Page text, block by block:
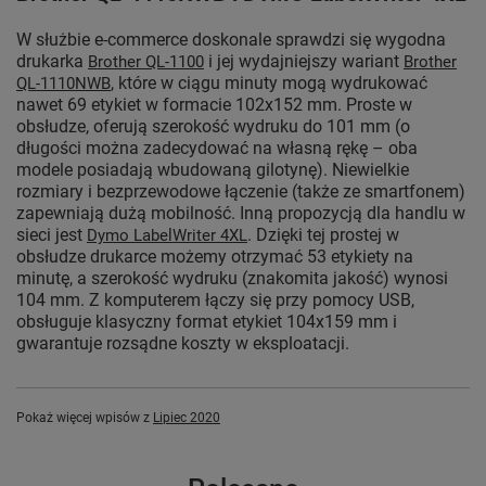
W służbie e-commerce doskonale sprawdzi się wygodna
drukarka Brother QL-1100 i jej wydajniejszy wariant Brother
QL-1110NWB, które w ciągu minuty mogą wydrukować
nawet 69 etykiet w formacie 102x152 mm. Proste w
obsłudze, oferują szerokość wydruku do 101 mm (o
długości można zadecydować na własną rękę – oba
modele posiadają wbudowaną gilotynę). Niewielkie
rozmiary i bezprzewodowe łączenie (także ze smartfonem)
zapewniają dużą mobilność. Inną propozycją dla handlu w
sieci jest Dymo LabelWriter 4XL. Dzięki tej prostej w
obsłudze drukarce możemy otrzymać 53 etykiety na
minutę, a szerokość wydruku (znakomita jakość) wynosi
104 mm. Z komputerem łączy się przy pomocy USB,
obsługuje klasyczny format etykiet 104x159 mm i
gwarantuje rozsądne koszty w eksploatacji.
Pokaż więcej wpisów z Lipiec 2020